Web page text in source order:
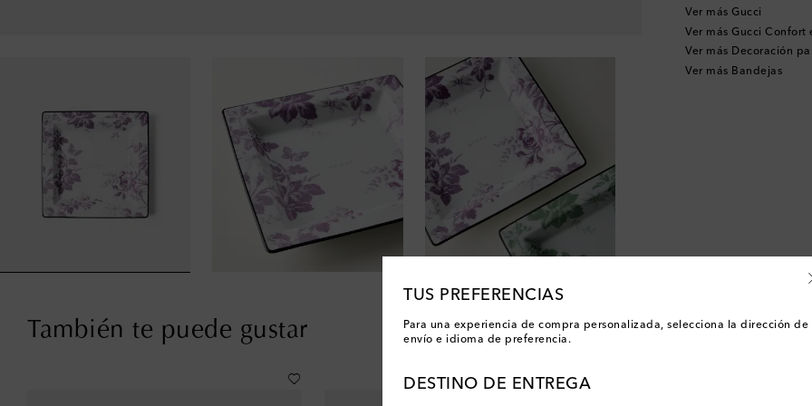
Ver más Gucci
Ver más Gucci Confort
Ver más Decoración
Ver más Bandejas
También te puede gustar
TUS PREFERENCIAS
Para una experiencia de compra personalizada, selecciona la dirección de
envío e idioma de preferencia.
DESTINO DE ENTREGA